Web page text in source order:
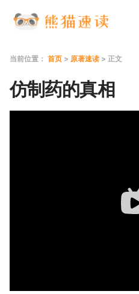
当前位置： 首页 > 原著速读 > 正文
仿制药的真相